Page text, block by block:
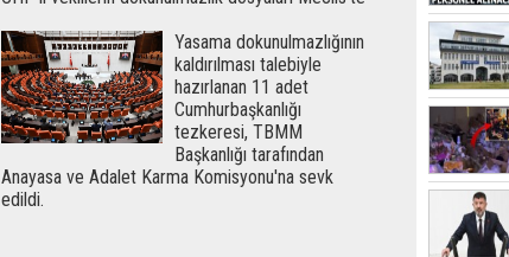
Yasama dokunulmazlığının
kaldırılması talebiyle
hazırlanan 11 adet
Cumhurbaşkanlığı
tezkeresi, TBMM
Başkanlığı tarafından
Anayasa ve Adalet Karma Komisyonu'na sevk
edildi.